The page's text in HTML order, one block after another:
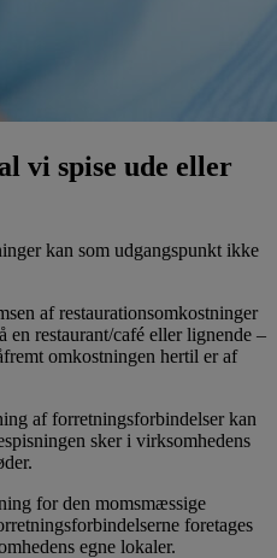
vi spise ude eller
kan som udgangspunkt ikke
af restaurationsomkostninger
en restaurant/café eller lignende –
omkostningen hertil er af
af forretningsforbindelser kan
sker i virksomhedens
for den momsmæssige
foretages
egne lokaler.